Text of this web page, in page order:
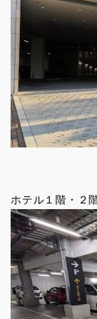
ホテル１階・２